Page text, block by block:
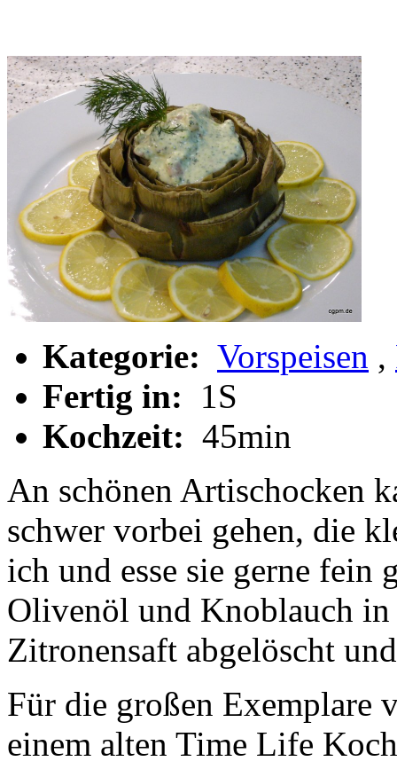
Kategorie: Vorspeisen ,
Fertig in:
1S
Kochzeit: 45min
An schönen Artischocken
schwer vorbei gehen, die
ich und esse sie gerne fein
Olivenöl und Knoblauch in
Zitronensaft abgelöscht
Für die großen Exemplare
einem alten Time Life